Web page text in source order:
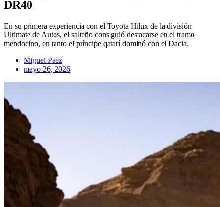
DR40
En su primera experiencia con el Toyota Hilux de la división
Ultimate de Autos, el salteño consiguió destacarse en el tramo
mendocino, en tanto el príncipe qatarí dominó con el Dacia.
Miguel Paez
mayo 26, 2026